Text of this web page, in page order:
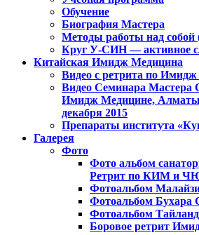
Обучение
Биография Мастера
Методы работы над собой
Круг У-СИН — активное
Китайская Имидж Медицина
Видео с ретрита по
Видео Семинара
Имидж Медицине,
декабря 2015
Препараты института
Галерея
Фото
Фото альбом
Ретрит по КИМ и
Фотоальбом
Фотоальбом Бухара
Фотоальбом
Боровое ретрит